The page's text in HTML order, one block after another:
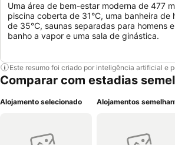
Uma área de bem-estar moderna de 477
piscina coberta de 31°C, uma banheira de
de 35°C, saunas separadas para homens
banho a vapor e uma sala de ginástica.
Este resumo foi criado por inteligência artificial e
Comparar com estadias
Alojamento selecionado Alojamentos